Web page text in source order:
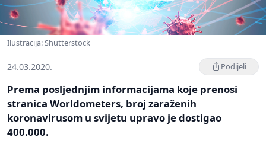
Ilustracija: Shutterstock
24.03.2020. Podijeli
Prema posljednjim informacijama koje prenosi
stranica Worldometers, broj zaraženih
koronavirusom u svijetu upravo je dostigao
400.000.